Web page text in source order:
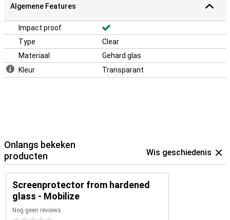
Algemene Features
Impact proof
Type
Clear
Materiaal
Gehard glas
Kleur
Transparant
Onlangs bekeken
producten
Wis geschiedenis
Screenprotector from hardened
glass - Mobilize
Nog geen reviews